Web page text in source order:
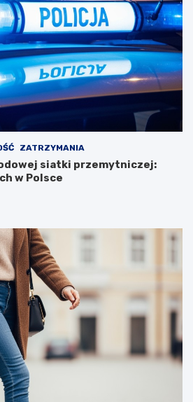
ZATRZYMANIA
siatki przemytniczej:
w Polsce